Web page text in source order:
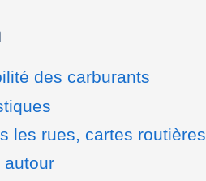
des carburants
les rues, cartes routières
autour